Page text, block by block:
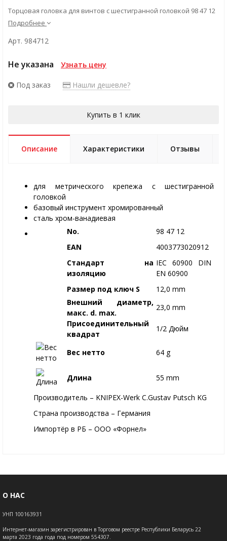
Торцовая головка для винтов с шестигранной головкой 98 47 12
Подробнее
Арт. 984712
Не указана Узнать цену
Под заказ Нашли дешевле?
Купить в 1 клик
Описание Характеристики Отзывы
для метрического крепежа с шестигранной
головкой
базовый инструмент хромированный
сталь хром-ванадиевая
No.
98 47 12
EAN
4003773020912
Стандарт на
изоляцию
IEC 60900 DIN
EN 60900
Размер под ключ S
12,0 mm
Внешний диаметр,
макс. d. max.
23,0 mm
Присоединительный
квадрат
1/2 Дюйм
Вес нетто 64 g
Длина 55 mm
Производитель – KNIPEX-Werk C.Gustav Putsch KG
Страна производства – Германия
Импортёр в РБ – ООО «Форнел»
О НАС
УНП 100163931
Интернет-магазин зарегистрирован в Торговом реестре Республики Беларусь 22
марта 2023 года года под номером 554307.